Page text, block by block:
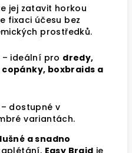
jej zatavit horkou
fixaci účesu bez
prostředků.
– ideální pro dredy,
boxbraids a
– dostupné v
variantách.
a snadno
Easy Braid je